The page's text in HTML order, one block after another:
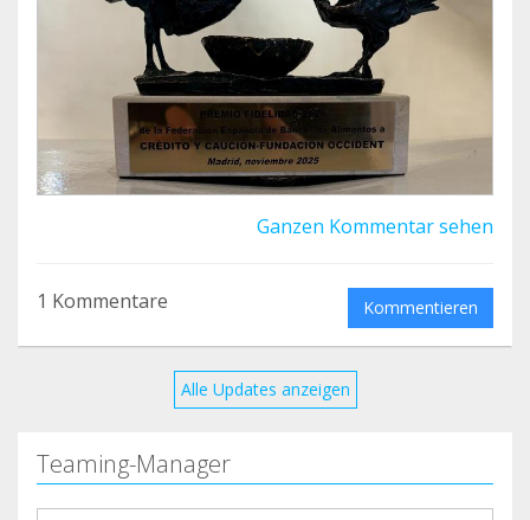
Gracias a este esfuerzo colectivo, el impacto
acumulado se acerca ya a los 200 000 euros.
Enhorabuena para todos vosotros, que lo haceis
Ganzen Kommentar sehen
1 Kommentare Kommentieren
Alle Updates anzeigen
Teaming-Manager